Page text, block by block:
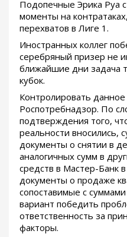
Подопечные Эрика Руа
моменты на
перехватов в Лиге 1.
Иностранных коллег
серебряный призер не
ближайшие дни задача
кубок.
Контролировать
Роспотребнадзор. По
подтверждения того,
реальности вносились,
документы о снятии в
аналогичных сумм в
средств в Мастер-Банк
документы о продаже
сопоставимые с
вариант победить
ответственность за
факторы.